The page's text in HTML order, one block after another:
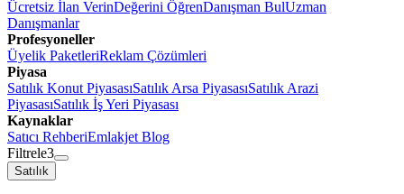
Ücretsiz İlan VerinDeğerini ÖğrenDanışman BulUzman
Danışmanlar
Profesyoneller
Üyelik PaketleriReklam Çözümleri
Piyasa
Satılık Konut PiyasasıSatılık Arsa PiyasasıSatılık Arazi
PiyasasıSatılık İş Yeri Piyasası
Kaynaklar
Satıcı RehberiEmlakjet Blog
Filtrele3
Satılık